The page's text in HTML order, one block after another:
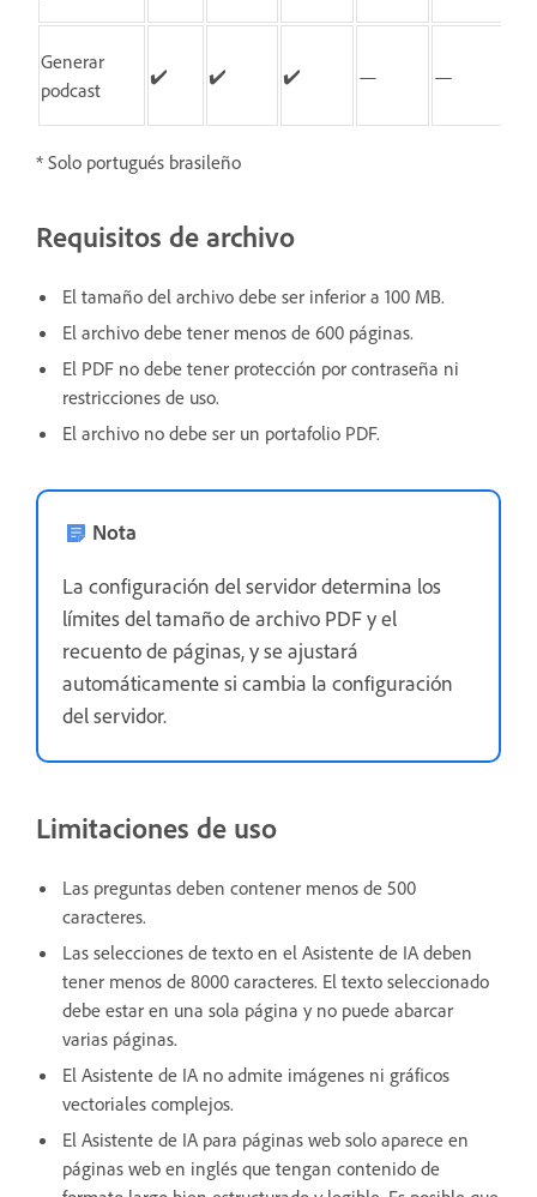
Generar
podcast
✔️ ✔️ ✔️ — —
* Solo portugués brasileño
Requisitos de archivo
El tamaño del archivo debe ser inferior a 100 MB.
El archivo debe tener menos de 600 páginas.
El PDF no debe tener protección por contraseña ni
restricciones de uso.
El archivo no debe ser un portafolio PDF.
Nota
La configuración del servidor determina los
límites del tamaño de archivo PDF y el
recuento de páginas, y se ajustará
automáticamente si cambia la configuración
del servidor.
Limitaciones de uso
Las preguntas deben contener menos de 500
caracteres.
Las selecciones de texto en el Asistente de IA deben
tener menos de 8000 caracteres. El texto seleccionado
debe estar en una sola página y no puede abarcar
varias páginas.
El Asistente de IA no admite imágenes ni gráficos
vectoriales complejos.
El Asistente de IA para páginas web solo aparece en
páginas web en inglés que tengan contenido de